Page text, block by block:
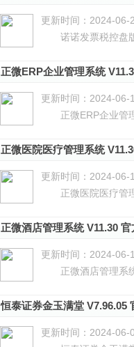
更新时间：2024-06-
诺诺发票税控盘版
正微ERP企业管理系统
更新时间：2024-06-
正微ERP企业管理
正微医院医疗管理系统
更新时间：2024-06-
正微医院医疗管理
正微酒店管理系统 V11.30 官
更新时间：2024-06-
正微酒店管理系统
恒泰证券金玉满堂 V7.96.05
更新时间：2024-06-